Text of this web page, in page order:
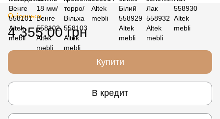
Очікується
4 355.00 грн
Купити
В кредит